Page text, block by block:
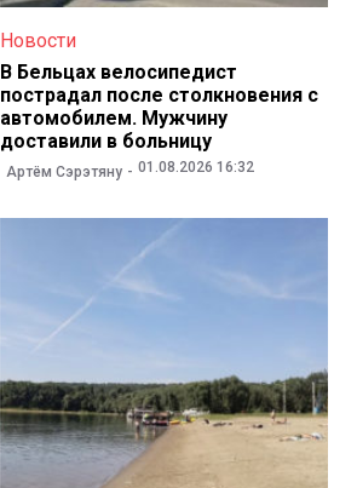
Новости
В Бельцах велосипедист
пострадал после столкновения с
автомобилем. Мужчину
доставили в больницу
Артём Сэрэтяну 01.08.2026 16:32